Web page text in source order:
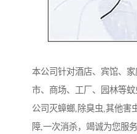
本公司针对酒店、宾馆、
市、商场、工厂、园林等
公司灭蟑螂,除臭虫,其他害
障,一次消杀，竭诚为您服